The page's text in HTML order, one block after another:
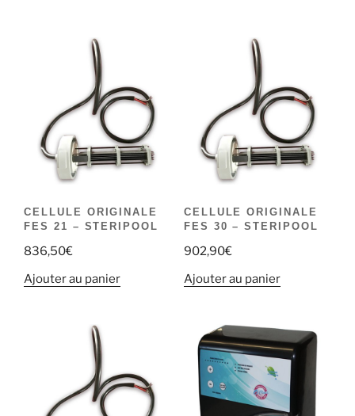
CELLULE ORIGINALE
FES 21 – STERIPOOL
836,50€
Ajouter au panier
CELLULE ORIGINALE
FES 30 – STERIPOOL
902,90€
Ajouter au panier